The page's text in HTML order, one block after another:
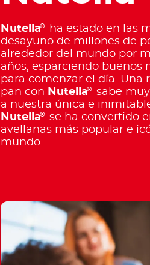
Nutella®
ha estado en las
desayuno de millones de
alrededor del mundo por
años, esparciendo buenos
para comenzar el día. Una
pan con Nutella®
sabe
a nuestra única e
Nutella®
se ha convertido
avellanas más popular e
mundo.